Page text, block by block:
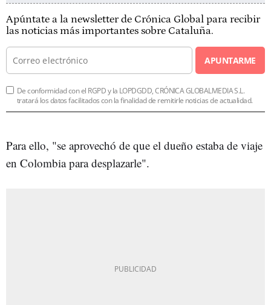
Apúntate a la newsletter de Crónica Global para recibir
las noticias más importantes sobre Cataluña.
APUNTARME
De conformidad con el RGPD y la LOPDGDD, CRÓNICA GLOBALMEDIA S.L.
tratará los datos facilitados con la finalidad de remitirle noticias de actualidad.
Para ello, "se aprovechó de que el dueño estaba de viaje
en Colombia para desplazarle".